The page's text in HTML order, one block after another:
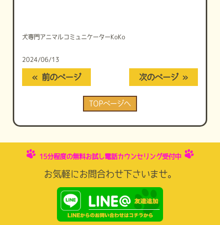
犬専門アニマルコミュニケーターKoKo
2024/06/13
« 前のページ 次のページ »
TOPページへ
15分程度の無料お試し電話カウンセリング受付中
お気軽にお問合わせ下さいませ。